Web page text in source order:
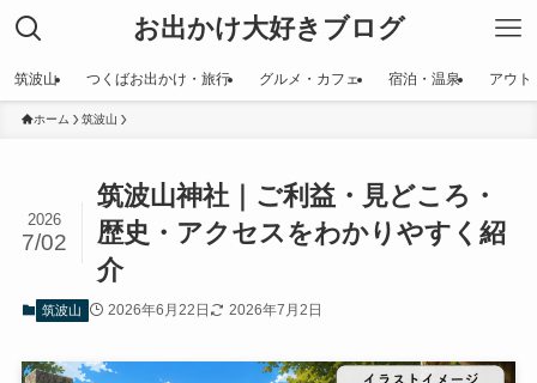
お出かけ大好きブログ
筑波山 つくばお出かけ・旅行 グルメ・カフェ 宿泊・温泉 アウト
ホーム 筑波山
筑波山神社｜ご利益・見どころ・
歴史・アクセスをわかりやすく紹
介
2026
7/02
筑波山 2026年6月22日 2026年7月2日